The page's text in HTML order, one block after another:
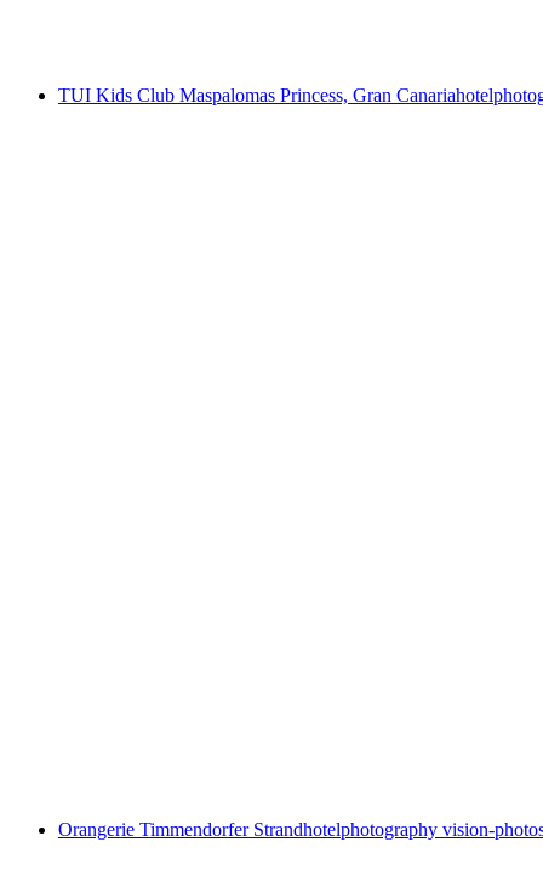
TUI Kids Club Maspalomas Princess, Gran Canaria
Orangerie Timmendorfer Strandhotelphotography vision-